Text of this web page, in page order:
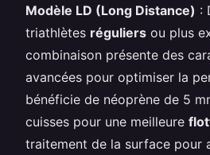
Modèle LD (Long Distance) :
triathlètes réguliers ou plus
combinaison présente des
avancées pour optimiser la
bénéficie de néoprène de 5
cuisses pour une meilleure
traitement de la surface pour